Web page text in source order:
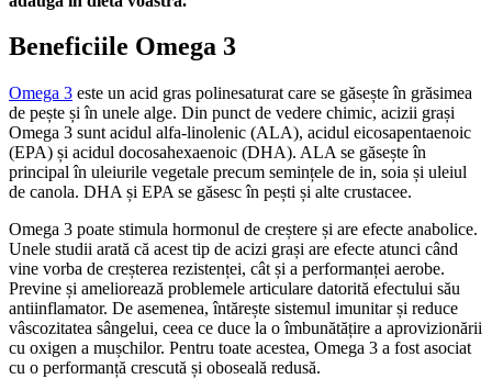
Beneficiile Omega 3
Omega 3 este un acid gras polinesaturat care se găsește în grăsimea
de pește și în unele alge. Din punct de vedere chimic, acizii grași
Omega 3 sunt acidul alfa-linolenic (ALA), acidul eicosapentaenoic
(EPA) și acidul docosahexaenoic (DHA). ALA se găsește în
principal în uleiurile vegetale precum semințele de in, soia și uleiul
de canola. DHA și EPA se găsesc în pești și alte crustacee.
Omega 3 poate stimula hormonul de creștere și are efecte anabolice.
Unele studii arată că acest tip de acizi grași are efecte atunci când
vine vorba de creșterea rezistenței, cât și a performanței aerobe.
Previne și ameliorează problemele articulare datorită efectului său
antiinflamator. De asemenea, întărește sistemul imunitar și reduce
vâscozitatea sângelui, ceea ce duce la o îmbunătățire a aprovizionării
cu oxigen a mușchilor. Pentru toate acestea, Omega 3 a fost asociat
cu o performanță crescută și oboseală redusă.